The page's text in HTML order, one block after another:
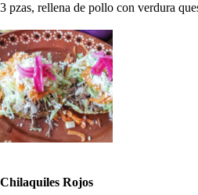
3 pzas, rellena de pollo con verdura
Chilaquiles Rojos